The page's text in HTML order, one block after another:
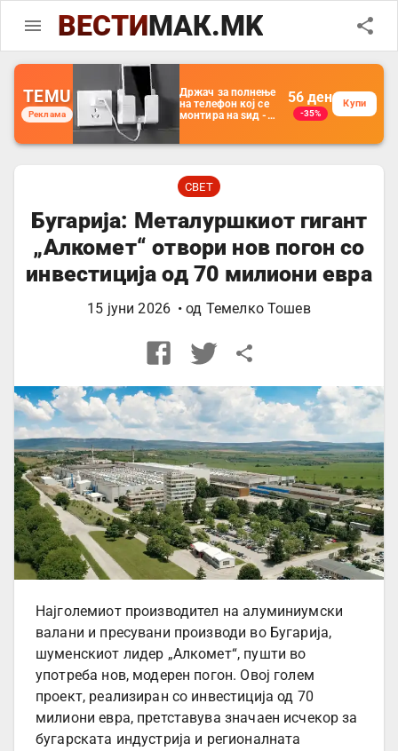
ВЕСТИМАК.MK
TEMU
Реклама
Држач за полнење
на телефон кој се
монтира на ѕид -
организатор за
далечински
управувач
56 ден
-35%
Купи
СВЕТ
Бугарија: Металуршкиот гигант
„Алкомет“ отвори нов погон со
инвестиција од 70 милиони евра
15 јуни 2026 • од Темелко Тошев
Најголемиот производител на алуминиумски
валани и пресувани производи во Бугарија,
шуменскиот лидер „Алкомет“, пушти во
употреба нов, модерен погон. Овој голем
проект, реализиран со инвестиција од 70
милиони евра, претставува значаен исчекор за
бугарската индустрија и регионалната